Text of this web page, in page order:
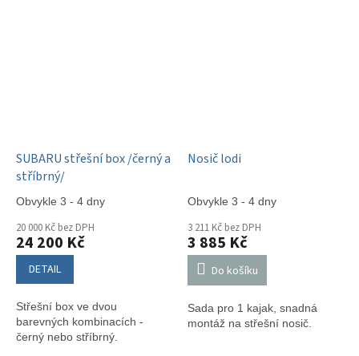
SUBARU střešní box /černý a
stříbrný/
Obvykle 3 - 4 dny
20 000 Kč bez DPH
24 200 Kč
DETAIL
Střešní box ve dvou
barevných kombinacích -
černý nebo stříbrný.
Nosič lodi
Obvykle 3 - 4 dny
3 211 Kč bez DPH
3 885 Kč
Do košíku
Sada pro 1 kajak, snadná
montáž na střešní nosič.